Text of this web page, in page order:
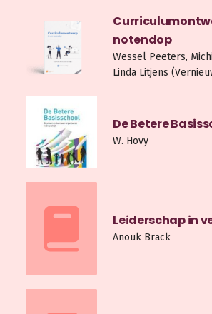
notendop
Wessel Peeters,
Linda Litjens
De Betere
W. Hovy
Leiderschap in
Anouk Brack